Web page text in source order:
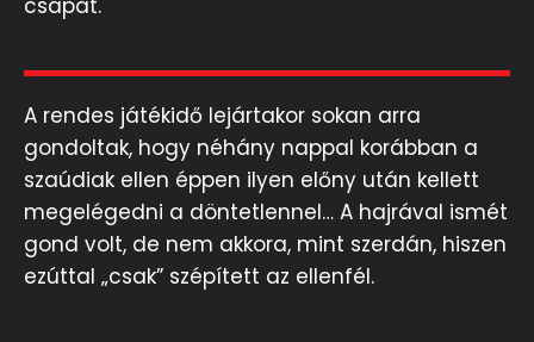
csapat.
A rendes játékidő lejártakor sokan arra
gondoltak, hogy néhány nappal korábban a
szaúdiak ellen éppen ilyen előny után kellett
megelégedni a döntetlennel… A hajrával ismét
gond volt, de nem akkora, mint szerdán, hiszen
ezúttal „csak” szépített az ellenfél.